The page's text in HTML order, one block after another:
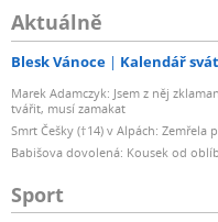
Aktuálně
Blesk Vánoce Kalendář
Marek Adamczyk: Jsem z něj
tvářit, musí zamakat
Smrt Češky (†14) v Alpách: Zemřela
Babišova dovolená: Kousek od
Sport